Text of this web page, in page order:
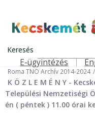
tartalomra
Kecskemét
Keresés
Felső navigáció
E-ügyintézés
Nemzetiségi Önkormányzatok
Roma Települési Nemzetiségi
Roma TNÖ Archív 2014-2024
K Ö Z L E M É N Y -
Települési Nemzetiségi
én ( péntek ) 11.00 órai